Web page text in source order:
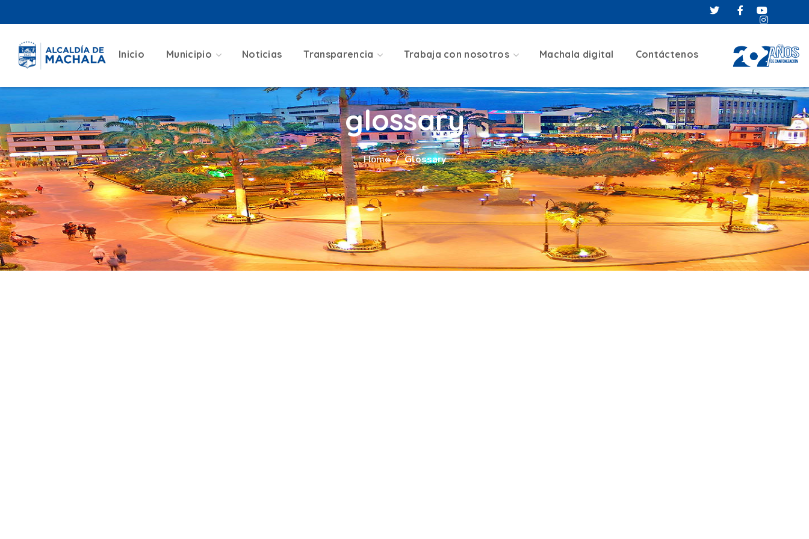
Inicio Municipio Noticias Transparencia Trabaja con nosotros Machala digital Contáctenos
glossary
Home Glossary